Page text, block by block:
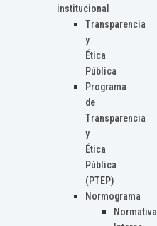
institucional
Transparencia
y
Ética
Pública
Programa
de
Transparencia
y
Ética
Pública
(PTEP)
Normograma
Normativa